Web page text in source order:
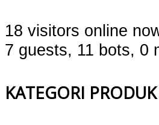
18 visitors online
7 guests, 11 bots, 0
KATEGORI